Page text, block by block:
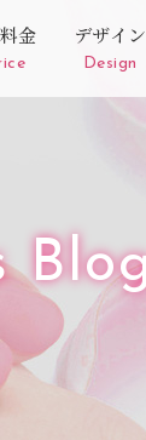
金 デザイン
Design